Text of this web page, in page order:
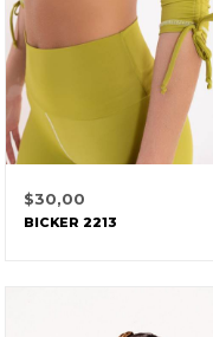
$30,00
BICKER 2213